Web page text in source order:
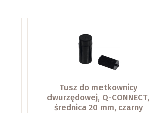
Tusz do metkownicy
dwurzędowej, Q-CONNECT,
średnica 20 mm, czarny